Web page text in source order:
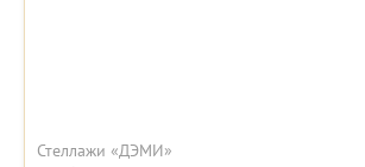
Стеллажи «ДЭМИ»